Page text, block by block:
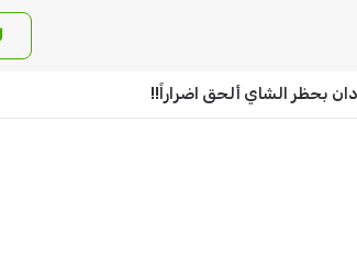
بحظر الشاي ألحق اضراراً!!